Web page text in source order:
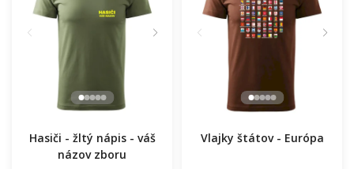
Hasiči - žltý nápis - váš
názov zboru
Vlajky štátov - Európa